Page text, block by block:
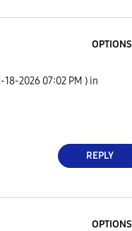
OPTIONS
18-2026 07:02 PM ) in
REPLY
OPTIONS